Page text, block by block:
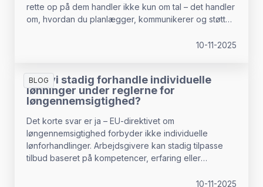
rette op på dem handler ikke kun om tal – det handler
om, hvordan du planlægger, kommunikerer og støtter
10-11-2025
BLOG
Kan vi stadig forhandle individuelle
lønninger under reglerne for
løngennemsigtighed?
Det korte svar er ja – EU-direktivet om
løngennemsigtighed forbyder ikke individuelle
lønforhandlinger. Arbejdsgivere kan stadig tilpasse
tilbud baseret på kompetencer, erfaring eller
10-11-2025